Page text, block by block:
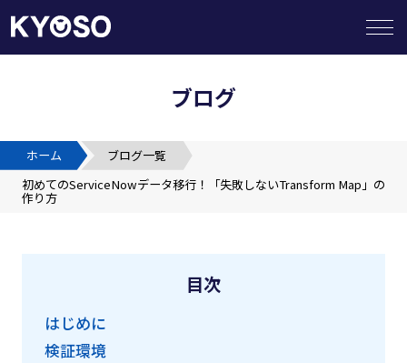
HOME
提供サービス
SIerの皆様へ
ブログ
ホーム
ブログ一覧
初めてのServiceNowデータ移行！「失敗しないTransform Map」の
作り方
目次
はじめに
検証環境